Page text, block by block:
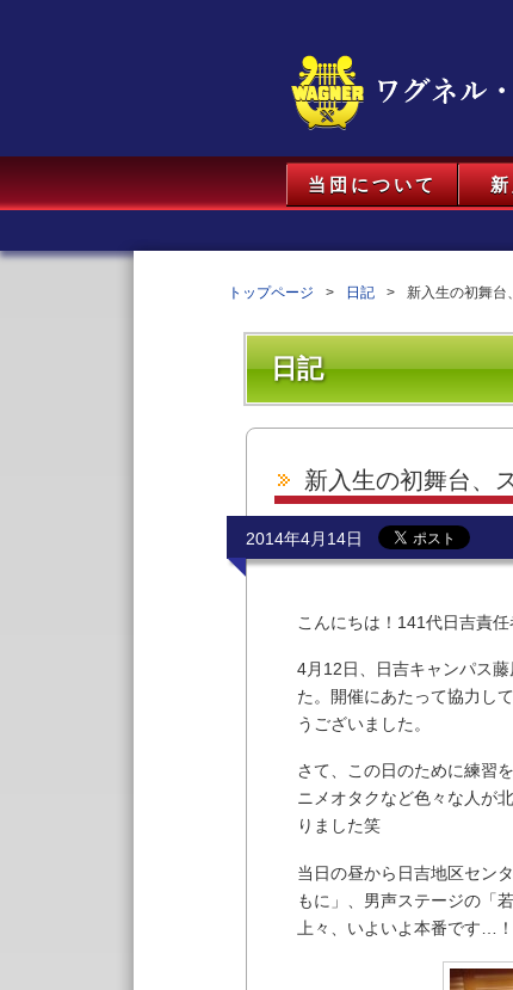
当団について
トップページ 日記 新入生の初舞台
日記
新入生の初舞台、
2014年4月14日
こんにちは！141代日吉責任
4月12日、日吉キャンパス
た。開催にあたって協力し
うございました。
さて、この日のために練習
ニメオタクなど色々な人が
りました笑
当日の昼から日吉地区セン
もに」、男声ステージの「
上々、いよいよ本番です…！